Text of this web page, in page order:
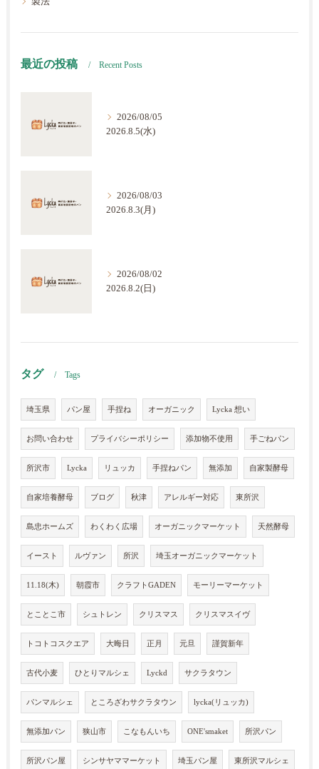
最近の投稿 Recent Posts
2026/08/05
2026.8.5(水)
2026/08/03
2026.8.3(月)
2026/08/02
2026.8.2(日)
タグ Tags
埼玉県 パン屋 手捏ね オーガニック Lycka 想い
お問い合わせ プライバシーポリシー 添加物不使用 手ごねパン
所沢市 Lycka リュッカ 手捏ねパン 無添加 自家製酵母
自家培養酵母 ブログ 秋津 アレルギー対応 東所沢
島忠ホームズ わくわく広場 オーガニックマーケット 天然酵母
イースト ルヴァン 所沢 埼玉オーガニックマーケット
11.18(木) 朝霞市 クラフトGADEN モーリーマーケット
とことこ市 シュトレン クリスマス クリスマスイヴ
トコトコスクエア 大晦日 正月 元旦 謹賀新年
古代小麦 ひとりマルシェ Lyckd サクラタウン
パンマルシェ ところざわサクラタウン lycka(リュッカ)
無添加パン 狭山市 こなもんいち ONE'smaket 所沢パン
所沢パン屋 シンサヤママーケット 埼玉パン屋 東所沢マルシェ